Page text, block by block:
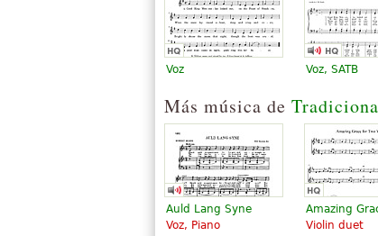
O texto acima está disponível sob
Attribution-ShareAlike. Faz uso de
"Good King Wenceslas
Voz Voz, SATB
Más música de
Auld Lang Syne
Voz, Piano
Amazing
Violin duet